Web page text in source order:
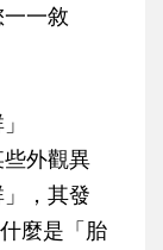
一敘
外觀異
，其發
麼是「胎